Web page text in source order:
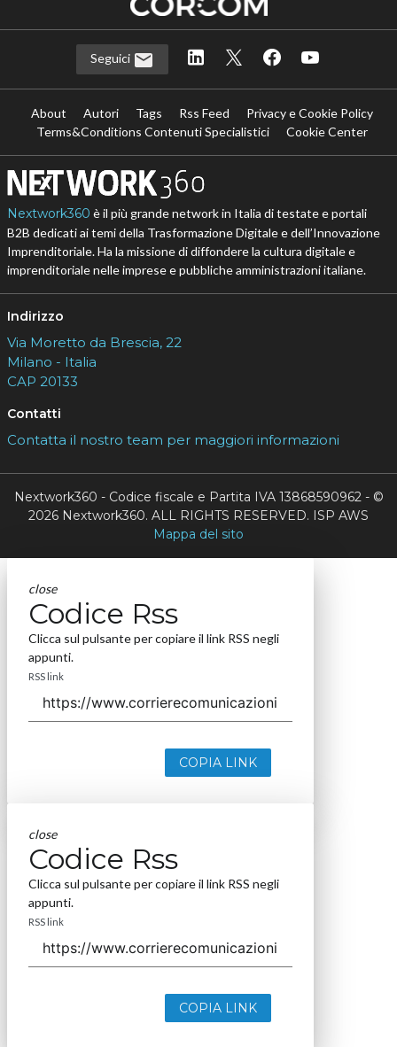
Seguici
About Autori Tags Rss Feed
Privacy e Cookie Policy
Terms&Conditions Contenuti Specialistici
Cookie Center
Nextwork360 è il più grande network in Italia di testate e portali
B2B dedicati ai temi della Trasformazione Digitale e dell’Innovazione
Imprenditoriale. Ha la missione di diffondere la cultura digitale e
imprenditoriale nelle imprese e pubbliche amministrazioni italiane.
Indirizzo
Via Moretto da Brescia, 22
Milano - Italia
CAP 20133
Contatti
Contatta il nostro team per maggiori informazioni
Nextwork360 - Codice fiscale e Partita IVA 13868590962 - ©
2026 Nextwork360. ALL RIGHTS RESERVED. ISP AWS
Mappa del sito
close
Codice Rss
Clicca sul pulsante per copiare il link RSS negli
appunti.
RSS link
COPIA LINK
close
Codice Rss
Clicca sul pulsante per copiare il link RSS negli
appunti.
RSS link
COPIA LINK